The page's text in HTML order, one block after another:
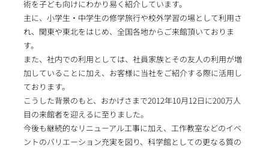
術を子ども向けにわかり易く紹介しています。
主に、小学生・中学生の修学旅行や校外学習の場として利用さ
れ、関東や東北をはじめ、全国各地からご来館頂いておりま
す。
また、社内での利用としては、社員家族とその友人の利用が増
加していることに加え、お客様に当社をご紹介する際に活用し
ております。
こうした背景のもと、おかげさまで2012年10月12日に200万人
目の来館者を迎えるに至りました。
今後も継続的なリニューアル工事に加え、工作教室などのイベ
ントのバリエーション充実を図り、科学館としての更なる質の